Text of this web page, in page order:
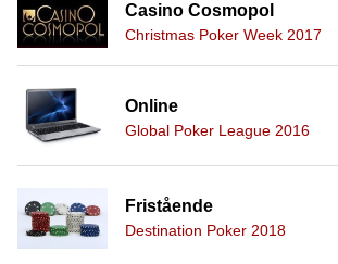
Casino Cosmopol
Christmas Poker Week 2017
Online
Global Poker League 2016
Fristående
Destination Poker 2018